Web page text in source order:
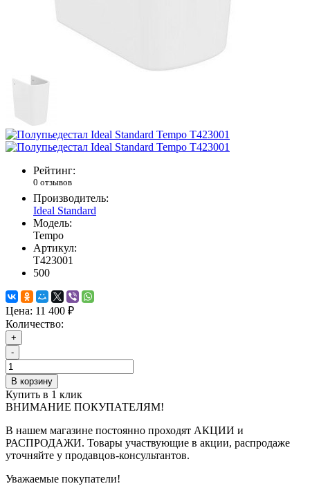
Рейтинг:
0 отзывов
Производитель:
Ideal Standard
Модель:
Tempo
Артикул:
T423001
500
Цена: 11 400 ₽
Количество:
+
-
В корзину
Купить в 1 клик
ВНИМАНИЕ ПОКУПАТЕЛЯМ!
В нашем магазине постоянно проходят АКЦИИ и
РАСПРОДАЖИ. Товары участвующие в акции, распродаже
уточняйте у продавцов-консультантов.
Уважаемые покупатели!